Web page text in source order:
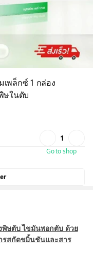
เพล็กซ์ 1 กล่อง
ษในตับ
1
Go to shop
พิษตับ ไขมันพอกตับ ด้วย
รสกัดขมิ้นชันและสาร